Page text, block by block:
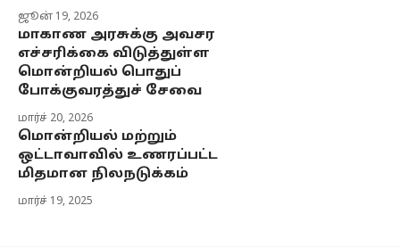
ஜூன் 19, 2026
மாகாண அரசுக்கு அவசர
எச்சரிக்கை விடுத்துள்ள
மொன்றியல் பொதுப்
போக்குவரத்துச் சேவை
மார்ச் 20, 2026
மொன்றியல் மற்றும்
ஒட்டாவாவில் உணரப்பட்ட
மிதமான நிலநடுக்கம்
மார்ச் 19, 2025